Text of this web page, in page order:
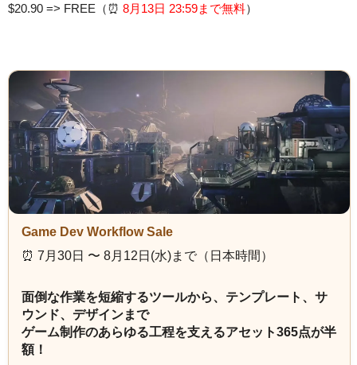
$20.90 => FREE（⏰️ 8月13日 23:59まで無料）
Game Dev Workflow Sale
⏰️ 7月30日 〜 8月12日(水)まで（日本時間）
面倒な作業を短縮するツールから、テンプレート、サ
ウンド、デザインまで
ゲーム制作のあらゆる工程を支えるアセット365点が半
額！